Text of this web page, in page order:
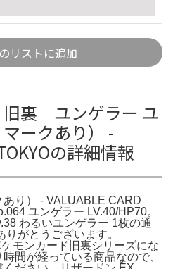
リストに追加
裏 ユンゲラー ユ
ークあり） -
の詳細情報
り） - VALUABLE CARD
ユンゲラー LV.40/HP70。
わるいユンゲラー 1枚の通
がとうございます。
モンカード旧裏シリーズにな
間が経っている商品なので、